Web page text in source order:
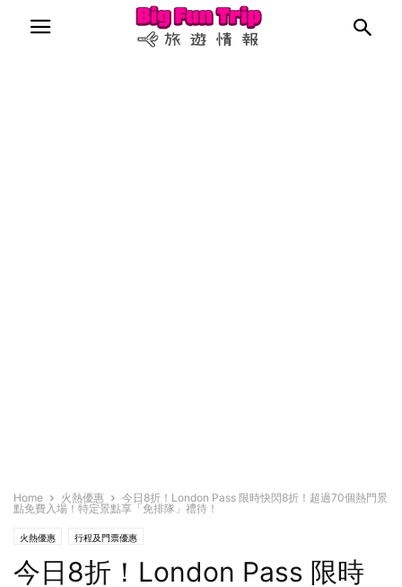
Home 火熱優惠
今日8折！London Pass 限時快閃8折！超過70個熱門景
點免費入場！特定景點享「免排隊」禮待！
火熱優惠 行程及門票優惠
今日8折！London Pass 限時